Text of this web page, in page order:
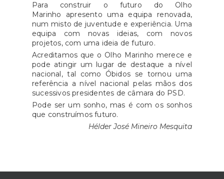
Para construir o futuro do Olho
Marinho apresento uma equipa renovada,
num misto de juventude e experiência. Uma
equipa com novas ideias, com novos
projetos, com uma ideia de futuro.
Acreditamos que o Olho Marinho merece e
pode atingir um lugar de destaque a nível
nacional, tal como Óbidos se tornou uma
referência a nível nacional pelas mãos dos
sucessivos presidentes de câmara do PSD.
Pode ser um sonho, mas é com os sonhos
que construímos futuro.
Hélder José Mineiro Mesquita